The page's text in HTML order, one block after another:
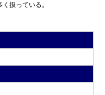
扱っている。